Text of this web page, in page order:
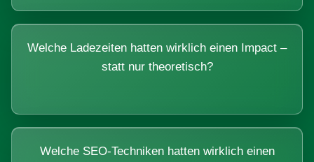
Welche Ladezeiten hatten wirklich einen Impact –
statt nur theoretisch?
Welche SEO-Techniken hatten wirklich einen